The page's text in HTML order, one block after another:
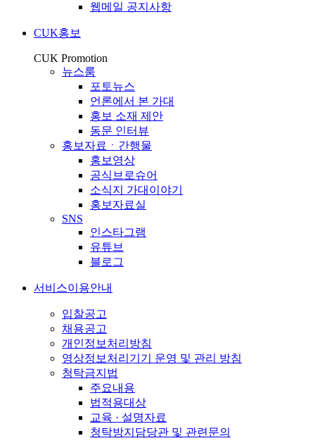
웹메일 공지사항
CUK홍보
CUK Promotion
뉴스룸
포토뉴스
언론에서 본 가대
홍보 소재 제안
동문 인터뷰
홍보자료ㆍ간행물
홍보영상
공식브로슈어
소식지 가대이야기
홍보자료실
SNS
인스타그램
유튜브
블로그
서비스이용안내
입찰공고
채용공고
개인정보처리방침
영상정보처리기기 운영 및 관리 방침
청탁금지법
주요내용
법적용대상
교육 · 설명자료
청탁방지담당관 및 관련문의